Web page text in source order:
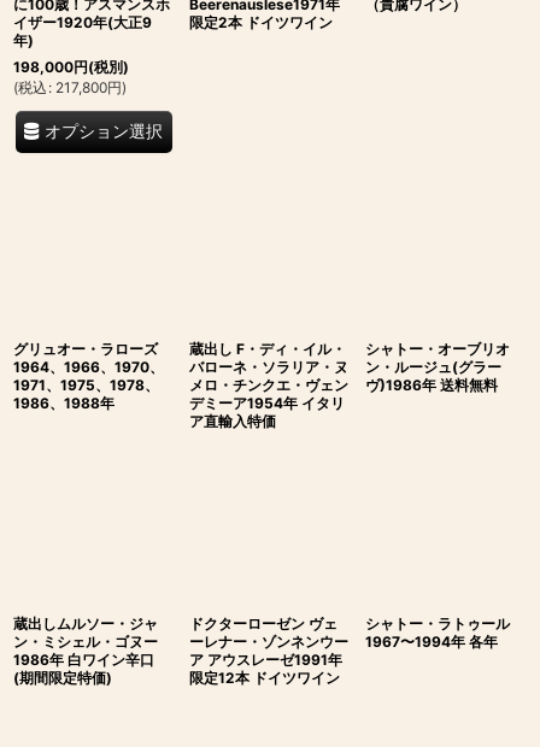
に100歳！アスマンスホ
イザー1920年(大正9
年)
198,000円(税別)
(税込 : 217,800円)
オプション選択
Beerenauslese1971年
限定2本 ドイツワイン
（貴腐ワイン）
グリュオー・ラローズ
1964、1966、1970、
1971、1975、1978、
1986、1988年
蔵出し F・ディ・イル・
バローネ・ソラリア・ヌ
メロ・チンクエ・ヴェン
デミーア1954年 イタリ
ア直輸入特価
シャトー・オーブリオ
ン・ルージュ(グラー
ヴ)1986年 送料無料
蔵出しムルソー・ジャ
ン・ミシェル・ゴヌー
1986年 白ワイン辛口
(期間限定特価)
ドクターローゼン ヴェ
ーレナー・ゾンネンウー
ア アウスレーゼ1991年
限定12本 ドイツワイン
シャトー・ラトゥール
1967〜1994年 各年